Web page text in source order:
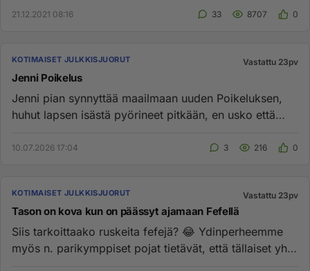
21.12.2021 08:16 33 8707 0
KOTIMAISET JULKKISJUORUT Vastattu 23pv
Jenni Poikelus
Jenni pian synnyttää maailmaan uuden Poikeluksen,
huhut lapsen isästä pyörineet pitkään, en usko että
10.07.2026 17:04 3 216 0
KOTIMAISET JULKKISJUORUT Vastattu 23pv
Tason on kova kun on päässyt ajamaan Fefellä
Siis tarkoittaako ruskeita fefejä? 😂 Ydinperheemme
myös n. parikymppiset pojat tietävät, että tällaiset yh-